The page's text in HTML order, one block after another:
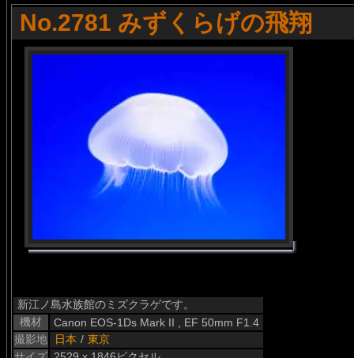
No.2781 みずくらげの飛翔
新江ノ島水族館のミズクラゲです。
機材
Canon EOS-1Ds Mark II , EF 50mm F1.4
撮影地
日本 / 東京